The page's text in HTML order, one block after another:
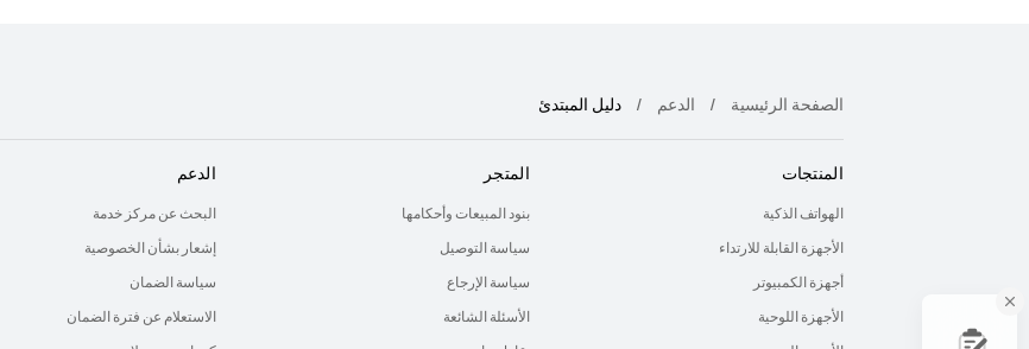
الصفحة الرئيسية الدعم دليل المبتدئ
المنتجات
الهواتف الذكية
الأجهزة القابلة للارتداء
أجهزة الكمبيوتر
الأجهزة اللوحية
المتجر
بنود المبيعات وأحكامها
سياسة التوصيل
سياسة الإرجاع
الأسئلة الشائعة
الدعم
البحث عن مركز خدمة
إشعار بشأن الخصوصية
سياسة الضمان
الاستعلام عن فترة الضمان